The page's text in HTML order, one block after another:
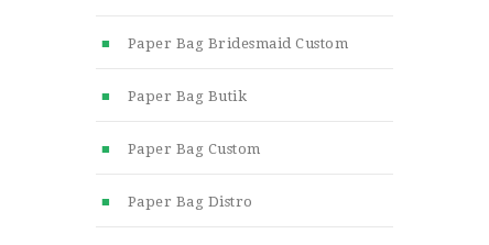
Paper Bag Bridesmaid Custom
Paper Bag Butik
Paper Bag Custom
Paper Bag Distro